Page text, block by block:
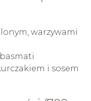
warzywami
i sosem